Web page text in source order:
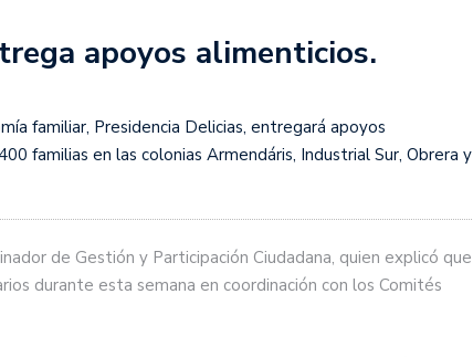
apoyos alimenticios.
familiar, Presidencia Delicias, entregará apoyos
familias en las colonias Armendáris, Industrial Sur, Obrera y
de Gestión y Participación Ciudadana, quien explicó que
durante esta semana en coordinación con los Comités